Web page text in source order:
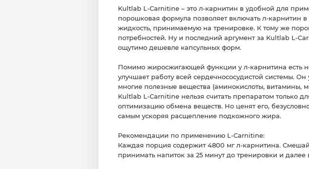
Kultlab L-Carnitine – это л-карнитин в удобной для
порошковая формула позволяет включать л-карнитин
жидкость, принимаемую на тренировке. К тому же
потребностей. Ну и последний аргумент за Kultlab L-
ощутимо дешевле капсульных форм.
Помимо жиросжигающей функции у л-карнитина есть
улучшает работу всей сердечнососудистой системы.
многие полезные вещества (аминокислоты,
Kultlab L-Carnitine нельзя считать препаратом только
оптимизацию обмена веществ. Но ценят его,
самым ускоряя расщепление подкожного жира.
Рекомендации по применению L-Carnitine:
Каждая порция содержит 4800 мг л-карнитина.
принимать напиток за 25 минут до тренировки и далее